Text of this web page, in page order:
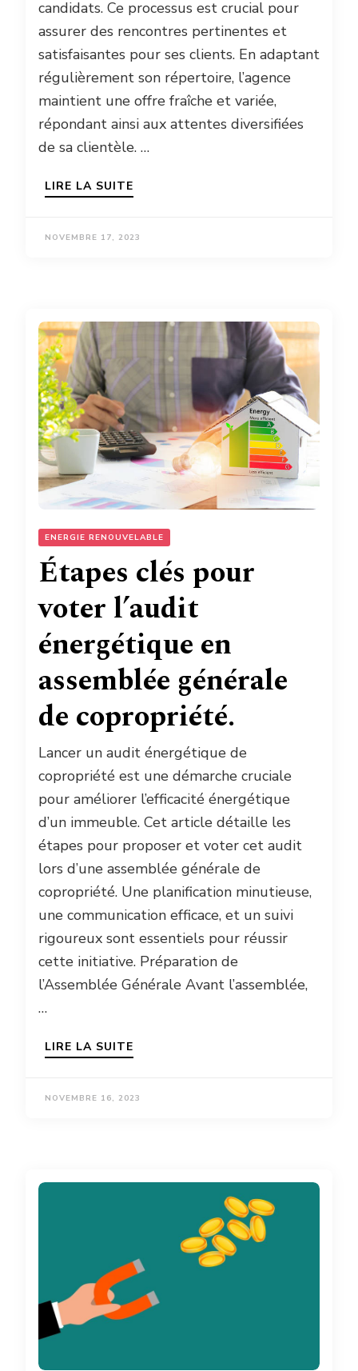
candidats. Ce processus est crucial pour
assurer des rencontres pertinentes et
satisfaisantes pour ses clients. En adaptant
régulièrement son répertoire, l’agence
maintient une offre fraîche et variée,
répondant ainsi aux attentes diversifiées
de sa clientèle. …
LIRE LA SUITE
NOVEMBRE 17, 2023
ENERGIE RENOUVELABLE
Étapes clés pour
voter l’audit
énergétique en
assemblée générale
de copropriété.
Lancer un audit énergétique de
copropriété est une démarche cruciale
pour améliorer l’efficacité énergétique
d’un immeuble. Cet article détaille les
étapes pour proposer et voter cet audit
lors d’une assemblée générale de
copropriété. Une planification minutieuse,
une communication efficace, et un suivi
rigoureux sont essentiels pour réussir
cette initiative. Préparation de
l’Assemblée Générale Avant l’assemblée,
…
LIRE LA SUITE
NOVEMBRE 16, 2023